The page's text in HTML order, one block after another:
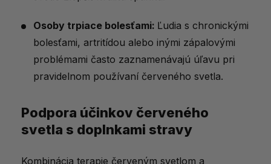
Osoby trpiace bolesťami: Ľudia s chronickými
bolesťami, artritídou alebo inými zápalovými
problémami často zaznamenávajú úľavu pri
pravidelnom používaní červeného svetla.
Podpora účinkov červeného
svetla s doplnkami stravy
Kombinácia terapie červeným svetlom a